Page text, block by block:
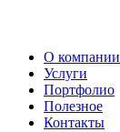
О компании
Услуги
Портфолио
Полезное
Контакты